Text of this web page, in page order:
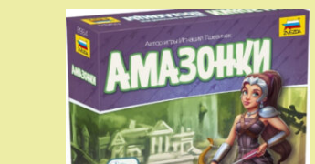
RiverToys
Lamborghini
Urus
(E777EE)
белый